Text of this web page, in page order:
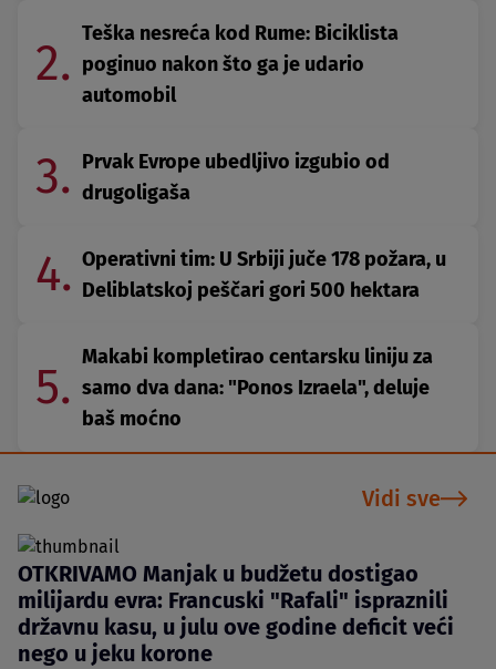
2.
Teška nesreća kod Rume: Biciklista
poginuo nakon što ga je udario
automobil
3. Prvak Evrope ubedljivo izgubio od
drugoligaša
4. Operativni tim: U Srbiji juče 178 požara, u
Deliblatskoj peščari gori 500 hektara
5.
Makabi kompletirao centarsku liniju za
samo dva dana: "Ponos Izraela", deluje
baš moćno
Vidi sve
OTKRIVAMO Manjak u budžetu dostigao
milijardu evra: Francuski "Rafali" ispraznili
državnu kasu, u julu ove godine deficit veći
nego u jeku korone